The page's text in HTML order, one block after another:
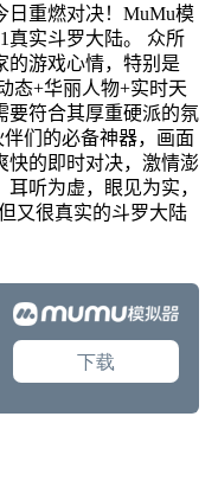
日重燃对决！MuMu模
真实斗罗大陆。 众所
的游戏心情，特别是
态+华丽人物+实时天
要符合其厚重硬派的氛
们的必备神器，画面
快的即时对决，激情澎
听为虚，眼见为实，
又很真实的斗罗大陆